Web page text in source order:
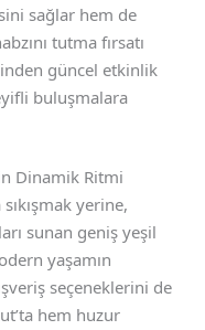
sağlar hem de
tutma fırsatı
güncel etkinlik
buluşmalara
Dinamik Ritmi
yerine,
sunan geniş yeşil
yaşamın
seçeneklerini de
hem huzur